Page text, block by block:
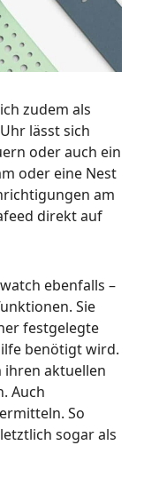
zudem als
lässt sich
oder auch ein
oder eine Nest
am
direkt auf
ebenfalls –
Sie
festgelegte
benötigt wird.
ihren aktuellen
Auch
So
sogar als